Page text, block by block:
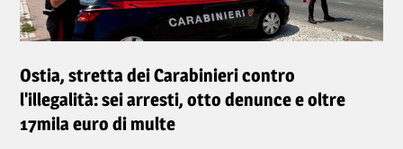
Ostia, stretta dei Carabinieri contro
l'illegalità: sei arresti, otto denunce e oltre
17mila euro di multe